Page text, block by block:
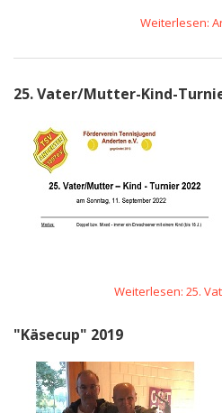
Weiterlesen:
25. Vater/Mutter-Kind-
Weiterlesen: 25.
"Käsecup" 2019